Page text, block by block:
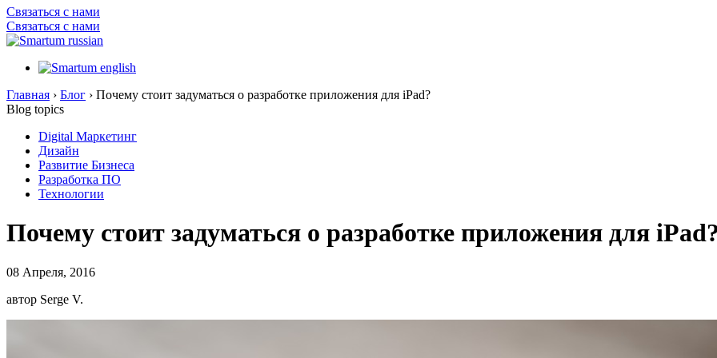
Связаться с нами
Связаться с нами
Главная › Блог › Почему стоит задуматься о разработке приложения для iPad?
Blog topics
Digital Маркетинг
Дизайн
Развитие Бизнеса
Разработка ПО
Технологии
Почему стоит задуматься о разработке приложения для
08 Апреля, 2016
автор Serge V.